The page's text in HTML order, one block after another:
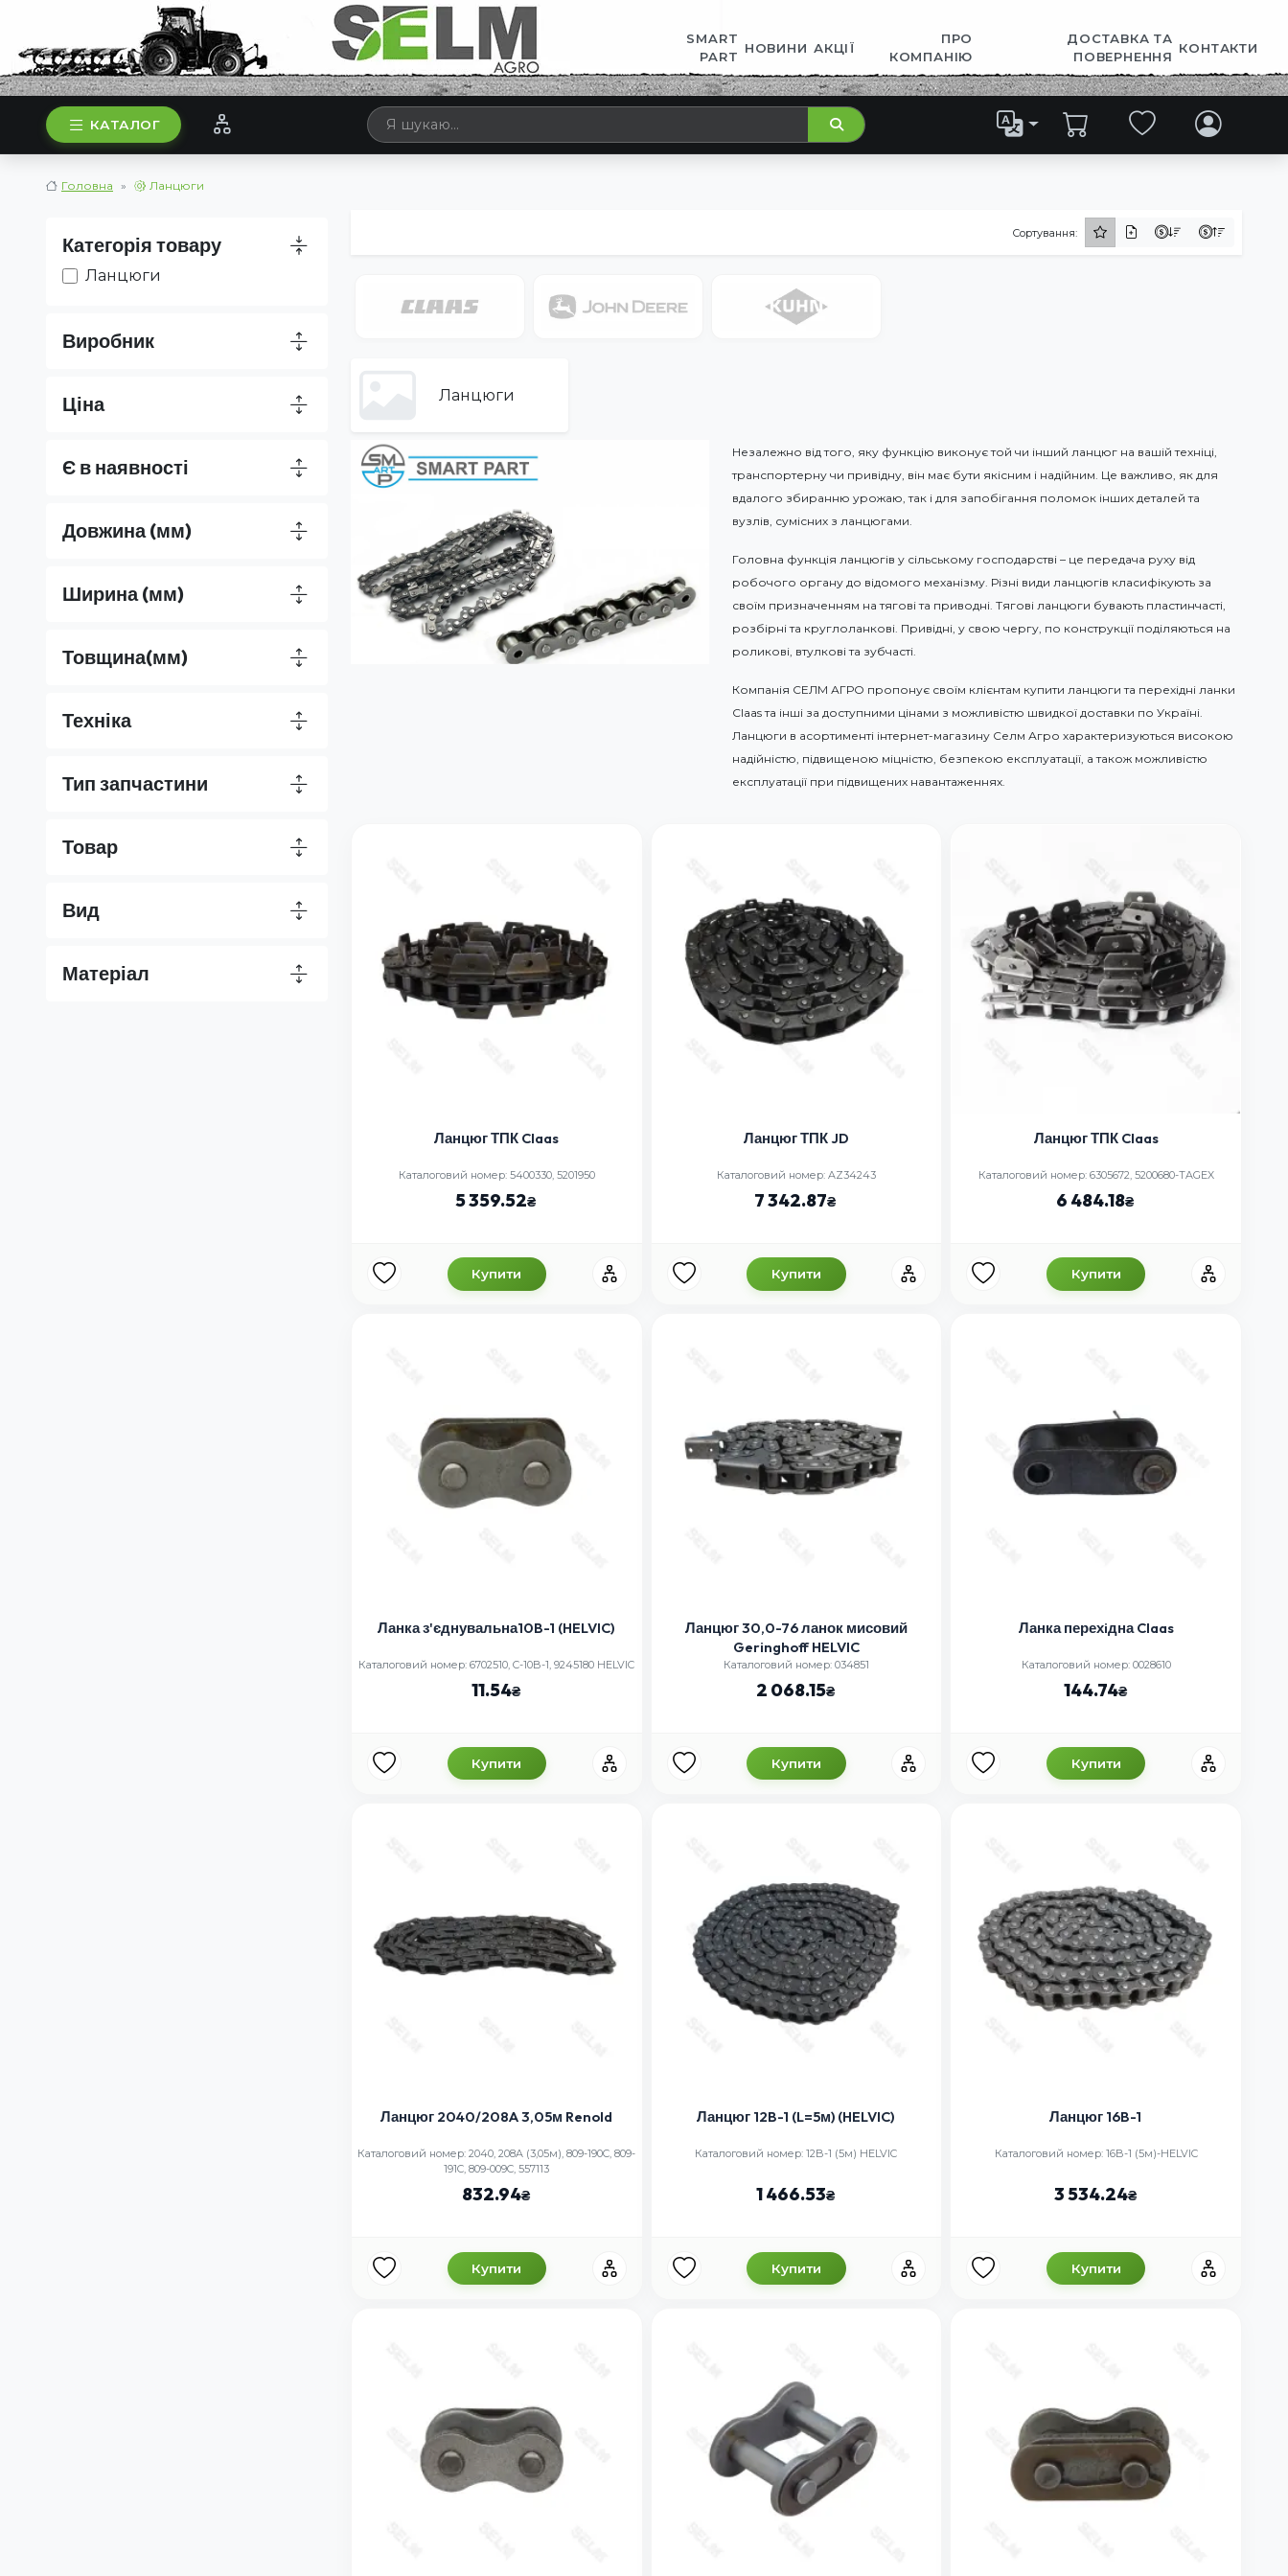
SMART
PART
НОВИНИ АКЦІЇ
ПРО
КОМПАНІЮ
ДОСТАВКА ТА
ПОВЕРНЕННЯ
КОНТАКТИ
КАТАЛОГ
Головна Ланцюги
Категорія товару
Ланцюги
Виробник
Ціна
Є в наявності
Довжина (мм)
Ширина (мм)
Товщина(мм)
Техніка
Тип запчастини
Товар
Вид
Матеріал
Сортування:
Ланцюги
Незалежно від того, яку функцію виконує той чи інший ланцюг на вашій техніці,
транспортерну чи привідну, він має бути якісним і надійним. Це важливо, як для
вдалого збиранню урожаю, так і для запобігання поломок інших деталей та
вузлів, сумісних з ланцюгами.
Головна функція ланцюгів у сільському господарстві – це передача руху від
робочого органу до відомого механізму. Різні види ланцюгів класифікують за
своїм призначенням на тягові та приводні. Тягові ланцюги бувають пластинчасті,
розбірні та круглоланкові. Привідні, у свою чергу, по конструкції поділяються на
роликові, втулкові та зубчасті.
Компанія СЕЛМ АГРО пропонує своїм клієнтам купити ланцюги та перехідні ланки
Claas та інші за доступними цінами з можливістю швидкої доставки по Україні.
Ланцюги в асортименті інтернет-магазину Селм Агро характеризуються високою
надійністю, підвищеною міцністю, безпекою експлуатації, а також можливістю
експлуатації при підвищених навантаженнях.
Ланцюг ТПК Claas
Каталоговий номер: 5400330, 5201950
5 359.52
Купити
Ланцюг ТПК JD
Каталоговий номер: AZ34243
7 342.87
Купити
Ланцюг ТПК Claas
Каталоговий номер: 6305672, 5200680-TAGEX
6 484.18
Купити
Ланка з'єднувальна10B-1 (HELVIC)
Каталоговий номер: 6702510, C-10B-1, 9245180 HELVIC
11.54
Купити
Ланцюг 30,0-76 ланок мисовий
Geringhoff HELVIC
Каталоговий номер: 034851
2 068.15
Купити
Ланка перехiдна Claas
Каталоговий номер: 0028610
144.74
Купити
Ланцюг 2040/208A 3,05м Renold
Каталоговий номер: 2040, 208A (3,05м), 809-190C, 809-
191C, 809-009C, 557113
832.94
Купити
Ланцюг 12B-1 (L=5м) (HELVIC)
Каталоговий номер: 12B-1 (5м) HELVIC
1 466.53
Купити
Ланцюг 16B-1
Каталоговий номер: 16B-1 (5м)-HELVIC
3 534.24
Купити